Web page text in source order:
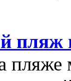
пляж
пляже